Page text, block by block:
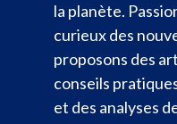
la planète.
curieux des
proposons des
conseils
et des analyses